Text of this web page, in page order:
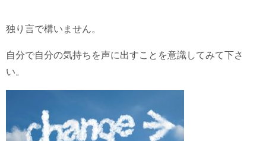
独り言で構いません。
自分で自分の気持ちを声に出すことを意識してみて下さ
い。